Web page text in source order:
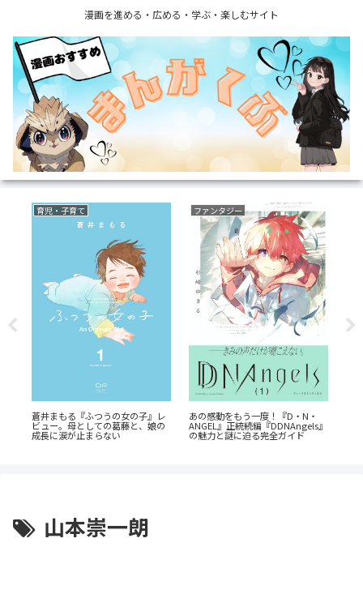
漫画を進める・広める・学ぶ・楽しむサイト
育児・子育て
蒼井まもる『ふつうの女の子』レ
ビュー。母としての葛藤と、娘の
成長に涙が止まらない
ファンタジー
あの感動をもう一度！『D・N・
ANGEL』正統続編『DDNAngels』
の魅力と謎に迫る完全ガイド
山本崇一朗